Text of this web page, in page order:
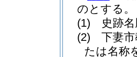
のとする。
(1)
史跡
(2)
下妻
たは名称